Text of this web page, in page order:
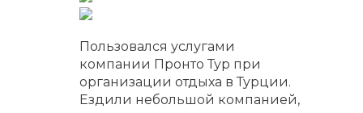
Пользовался услугами
компании Пронто Тур при
организации отдыха в Турции.
Ездили небольшой компанией,